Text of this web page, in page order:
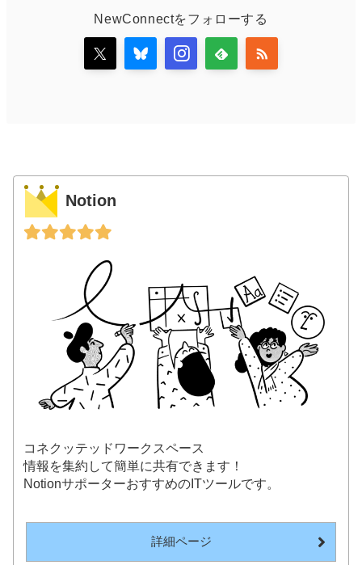
NewConnectをフォローする
Notion
コネクッテッドワークスペース
情報を集約して簡単に共有できます！
NotionサポーターおすすめのITツールです。
詳細ページ